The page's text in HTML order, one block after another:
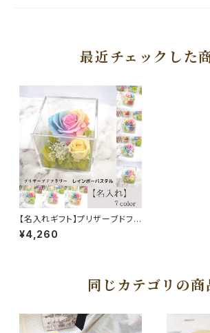
最近チェックした
【名入れギフト】プリザーブドフラ
ワー レインボーローズ パステル
カラー クリアボックス メッセー
¥4,260
同じカテゴリの商